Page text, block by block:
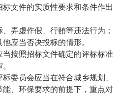
标文件的实质性要求和条件作出
、弄虚作假、行贿等违法行为；
应当否决投标的情形。
按照招标文件确定的评标标准
委员会应当在符合城乡规划、
、环保要求的前提下，重点对